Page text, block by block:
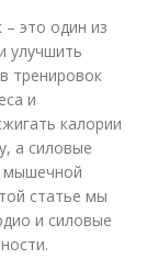
это один из
улучшить
тренировок
и
калории
а силовые
мышечной
статье мы
и силовые